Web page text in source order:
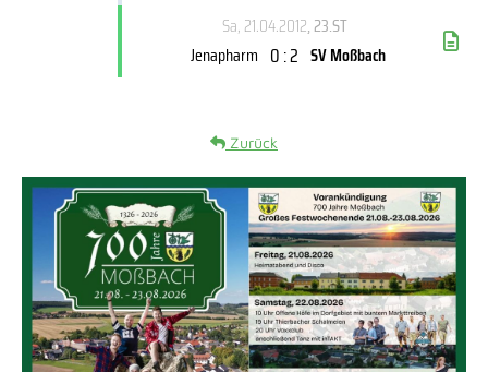
Sa, 21.04.2012, 23.ST
Jenapharm 0 : 2 SV Moßbach
Zurück